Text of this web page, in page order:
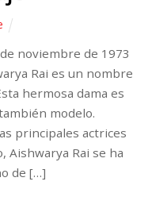
noviembre de 1973
Rai es un nombre
hermosa dama es
modelo.
principales actrices
Aishwarya Rai se ha
de […]